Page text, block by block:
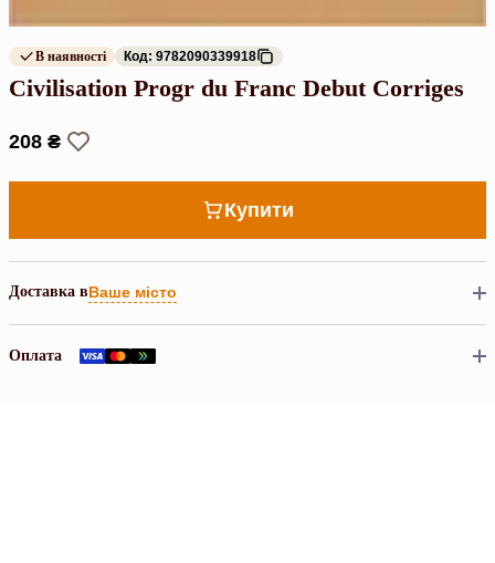
В наявності Код: 9782090339918
Civilisation Progr du Franc Debut Corriges
208 ₴
Купити
Доставка вВаше місто
Оплата